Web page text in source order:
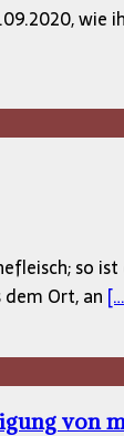
so
Ort, an